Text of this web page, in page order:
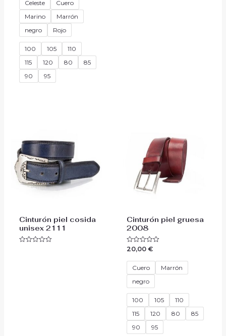
Celeste
Cuero
Marino
Marrón
negro
Rojo
100 105
110
115
120 80
85
90
95
Cinturón piel cosida
unisex 2111
Cinturón piel gruesa
2008
Valorado
0
20,00 €
Cuero
Marrón
negro
100 105
110
115
120 80
85
90
95